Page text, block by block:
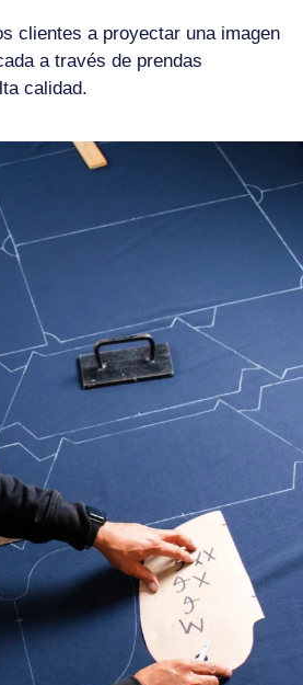
clientes a proyectar una imagen
a través de prendas
calidad.